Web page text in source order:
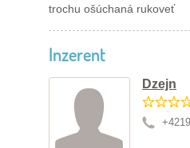
trochu ošúchaná rukoveť
Inzerent
Dzejn